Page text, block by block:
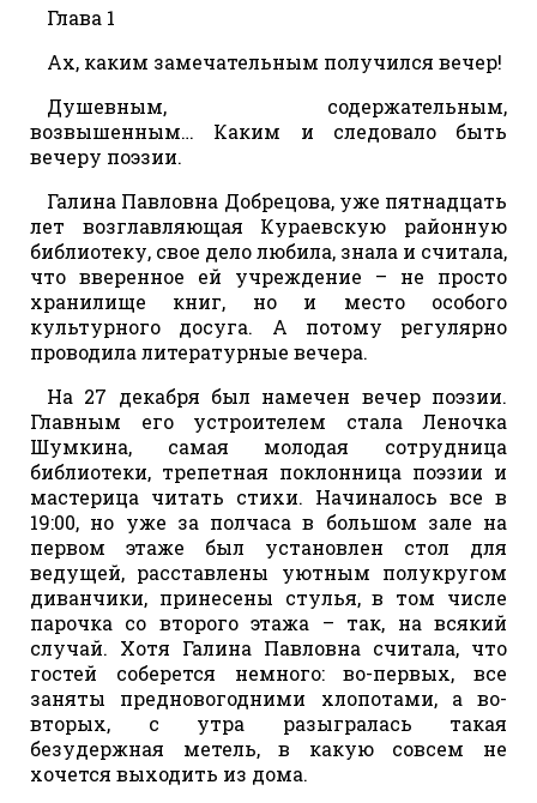
Глава 1
Ах, каким замечательным получился вечер!
Душевным, содержательным,
возвышенным… Каким и следовало быть
вечеру поэзии.
Галина Павловна Добрецова, уже пятнадцать
лет возглавляющая Кураевскую районную
библиотеку, свое дело любила, знала и считала,
что вверенное ей учреждение – не просто
хранилище книг, но и место особого
культурного досуга. А потому регулярно
проводила литературные вечера.
На 27 декабря был намечен вечер поэзии.
Главным его устроителем стала Леночка
Шумкина, самая молодая сотрудница
библиотеки, трепетная поклонница поэзии и
мастерица читать стихи. Начиналось все в
19:00, но уже за полчаса в большом зале на
первом этаже был установлен стол для
ведущей, расставлены уютным полукругом
диванчики, принесены стулья, в том числе
парочка со второго этажа – так, на всякий
случай. Хотя Галина Павловна считала, что
гостей соберется немного: во-первых, все
заняты предновогодними хлопотами, а во-
вторых, с утра разыгралась такая
безудержная метель, в какую совсем не
хочется выходить из дома.